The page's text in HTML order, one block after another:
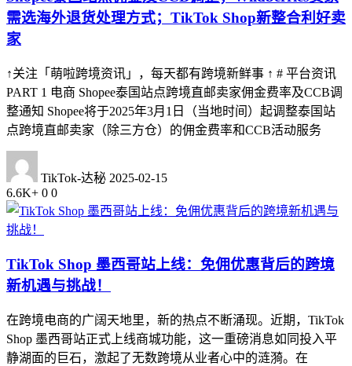
需选海外退货处理方式；TikTok Shop新整合利好卖
家
↑关注「萌啦跨境资讯」，每天都有跨境新鲜事 ↑ # 平台资讯
PART 1 电商 Shopee泰国站点跨境直邮卖家佣金费率及CCB调
整通知 Shopee将于2025年3月1日（当地时间）起调整泰国站
点跨境直邮卖家（除三方仓）的佣金费率和CCB活动服务
TikTok-达秘 2025-02-15
6.6K+ 0 0
TikTok Shop 墨西哥站上线：免佣优惠背后的跨境
新机遇与挑战！
在跨境电商的广阔天地里，新的热点不断涌现。近期，TikTok
Shop 墨西哥站正式上线商城功能，这一重磅消息如同投入平
静湖面的巨石，激起了无数跨境从业者心中的涟漪。在